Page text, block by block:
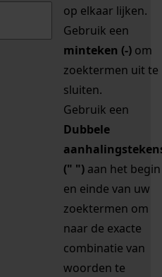
op elkaar lijken.
Gebruik een
minteken (-) om
zoektermen uit te
sluiten.
Gebruik een
Dubbele
(" ") aan het begin
en einde van uw
zoektermen om
naar de exacte
combinatie van
woorden te